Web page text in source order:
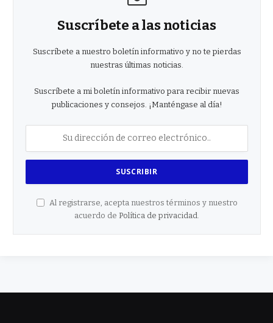
Suscríbete a las noticias
Suscríbete a nuestro boletín informativo y no te pierdas
nuestras últimas noticias.
Suscríbete a mi boletín informativo para recibir nuevas
publicaciones y consejos. ¡Manténgase al día!
Al registrarse, acepta nuestros términos y nuestro
acuerdo de Política de privacidad